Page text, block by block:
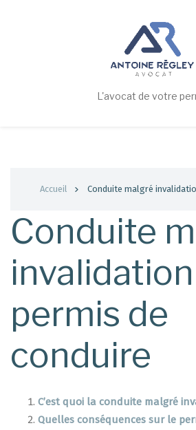
L'avocat de votre
d'Ariane
Accueil Conduite malgré
Conduite
permis de
conduire
C’est quoi la conduite malgré
Quelles conséquences sur le